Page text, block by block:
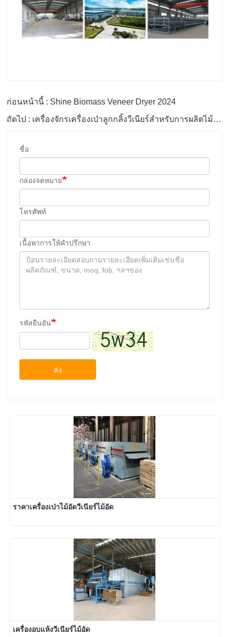
ก่อนหน้านี้ : Shine Biomass Veneer Dryer 2024
ถัดไป : เครื่องจักรเครื่องเป่าลูกกลิ้งวีเนียร์สำหรับการผลิตไม้อัด
ชื่อ
กล่องจดหมาย
โทรศัพท์
เนื้อหาการให้คําปรึกษา
รหัสยืนยัน
ส่ง
ราคาเครื่องเป่าไม้อัดวีเนียร์ไม้อัด
เครื่องอบแห้งวีเนียร์ไม้อัด